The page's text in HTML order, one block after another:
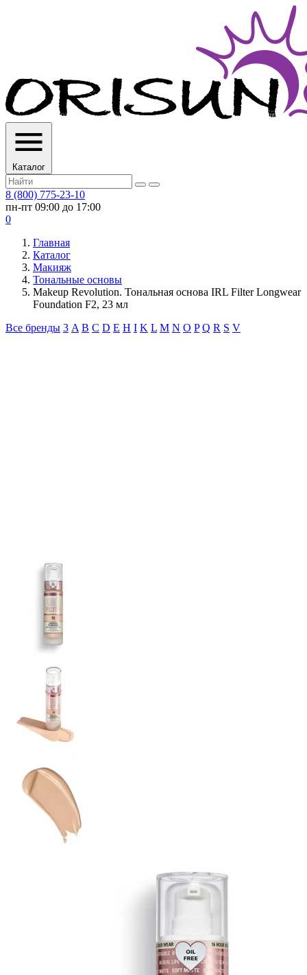
Каталог
8 (800) 775-23-10
пн-пт 09:00 до 17:00
0
Главная
Каталог
Макияж
Тональные основы
Makeup Revolution. Тональная основа IRL Filter Longwear
Foundation F2, 23 мл
Все бренды 3 A B C D E H I K L M N O P Q R S V